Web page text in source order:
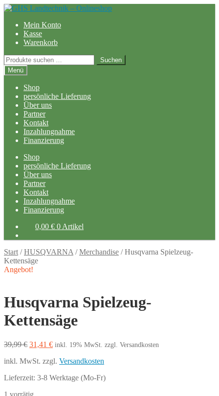
Zur
springen
Zum
springenMein Konto
Kasse
Warenkorb
Suchen
nach:
Suchen
Menü
Shop
persönliche Lieferung
Über uns
Partner
Kontakt
Inzahlungnahme
Finanzierung
Shop
persönliche Lieferung
Über uns
Partner
Kontakt
Inzahlungnahme
Finanzierung
0,00 € 0 Artikel
Start /HUSQVARNA /Merchandise /Husqvarna Spielzeug-
Kettensäge
Angebot!
Husqvarna Spielzeug-
Kettensäge
39,99€ Ursprünglicher
war:
31,41 €Aktueller
ist:
inkl. 19% MwSt. zzgl. Versandkosten
inkl. MwSt. zzgl. Versandkosten
Lieferzeit: 3-8 Werktage (Mo-Fr)
1 vorrätig